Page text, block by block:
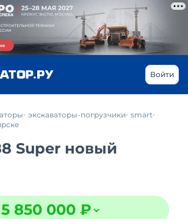
Войти
экскаваторы-погрузчики smart
Super новый
5 850 000 ₽